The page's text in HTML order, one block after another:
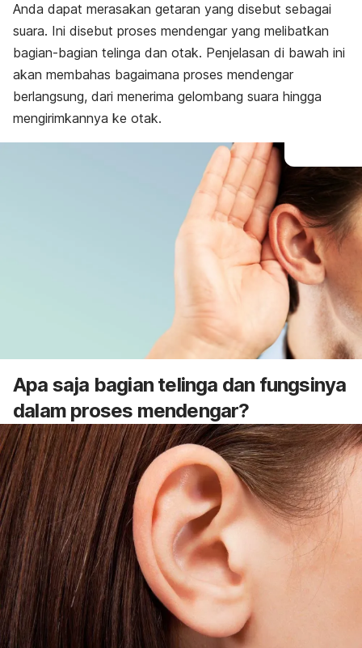
Anda dapat merasakan getaran yang disebut sebagai
suara. Ini disebut proses mendengar yang melibatkan
bagian-bagian telinga dan otak. Penjelasan di bawah ini
akan membahas bagaimana proses mendengar
berlangsung, dari menerima gelombang suara hingga
mengirimkannya ke otak.
Apa saja bagian telinga dan fungsinya
dalam proses mendengar?